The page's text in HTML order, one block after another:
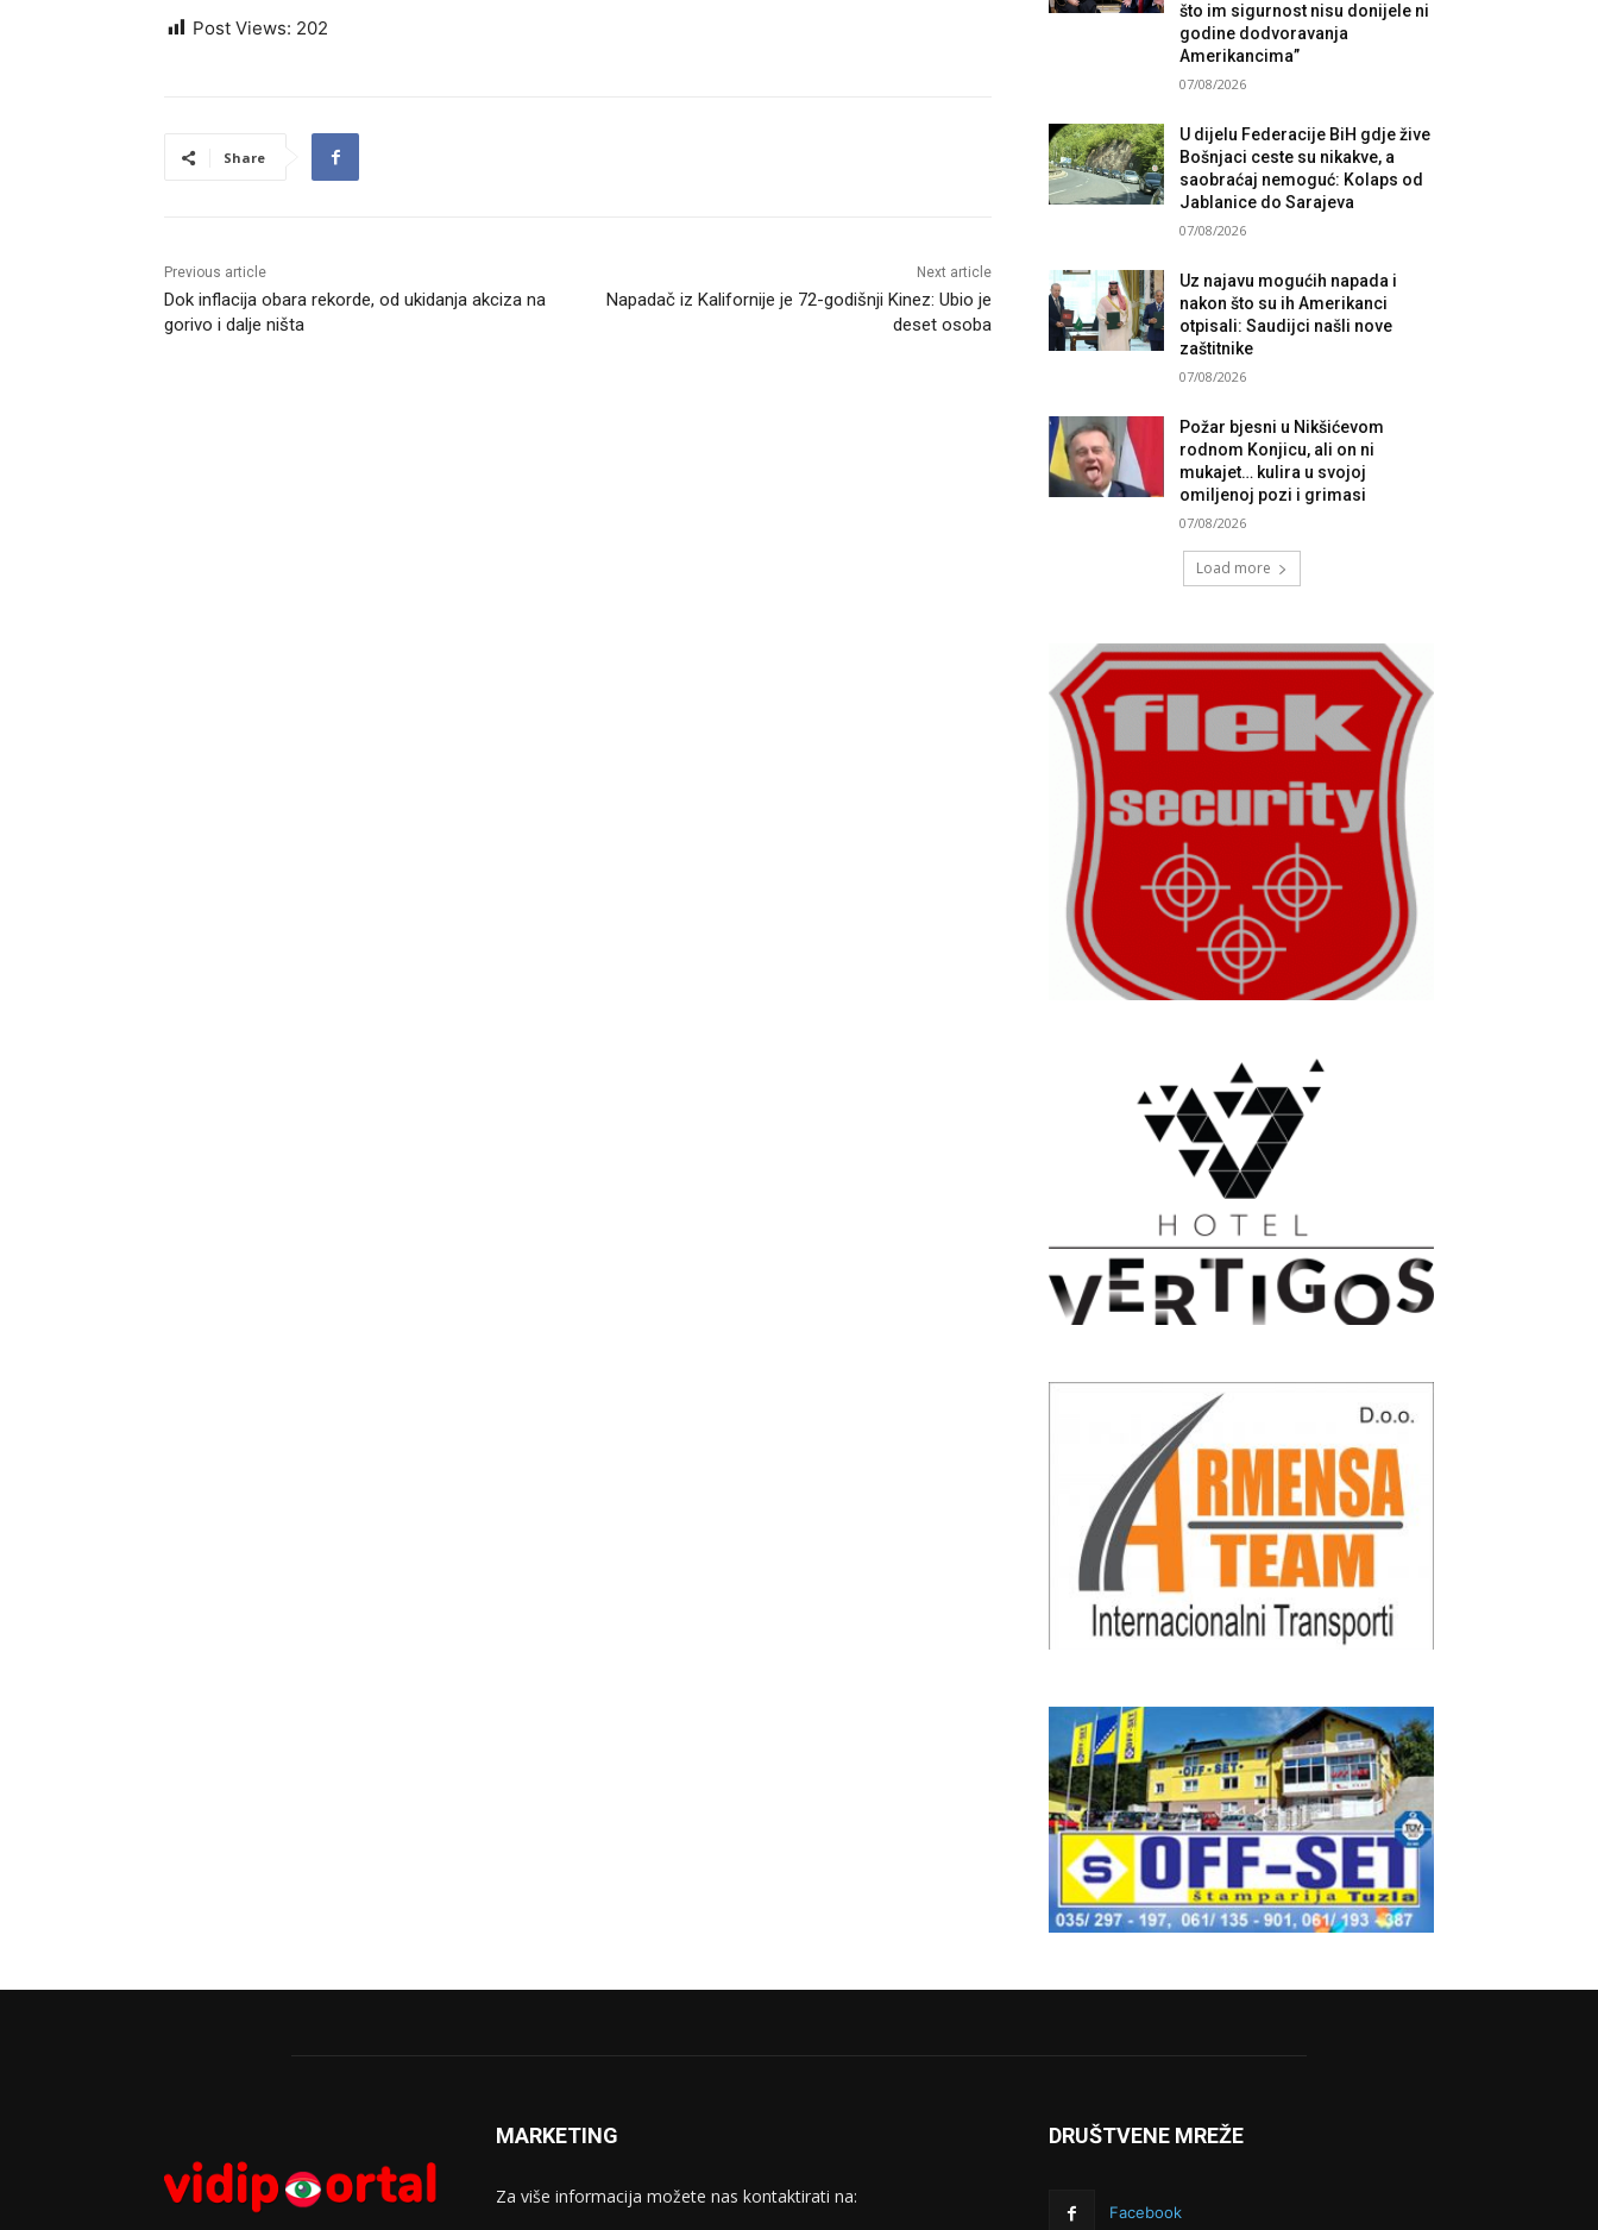
Post Views: 202
Share
Previous article
Dok inflacija obara rekorde, od ukidanja akciza na
gorivo i dalje ništa
Next article
Napadač iz Kalifornije je 72-godišnji Kinez: Ubio je
deset osoba
što im sigurnost nisu donijele ni
godine dodvoravanja
Amerikancima”
07/08/2026
U dijelu Federacije BiH gdje žive
Bošnjaci ceste su nikakve, a
saobraćaj nemoguć: Kolaps od
Jablanice do Sarajeva
07/08/2026
Uz najavu mogućih napada i
nakon što su ih Amerikanci
otpisali: Saudijci našli nove
zaštitnike
07/08/2026
Požar bjesni u Nikšićevom
rodnom Konjicu, ali on ni
mukajet… kulira u svojoj
omiljenoj pozi i grimasi
07/08/2026
Load more
MARKETING
Za više informacija možete nas kontaktirati na:
DRUŠTVENE MREŽE
Facebook